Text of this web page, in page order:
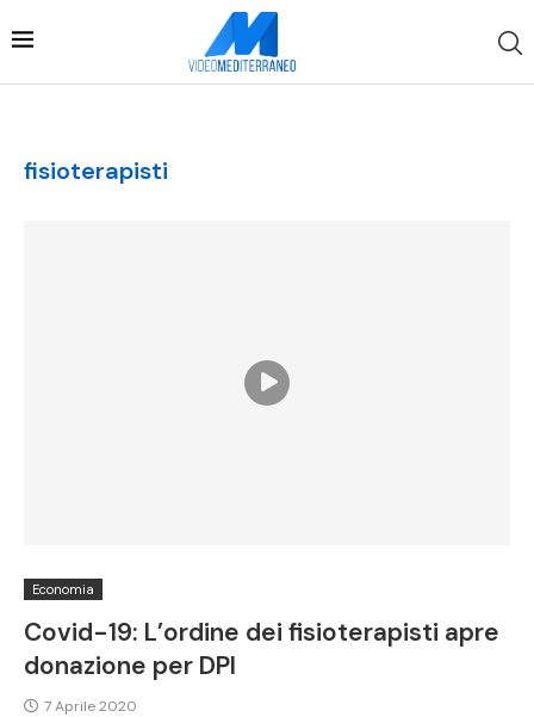
fisioterapisti
Economia
Covid-19: L’ordine dei fisioterapisti apre
donazione per DPI
7 Aprile 2020